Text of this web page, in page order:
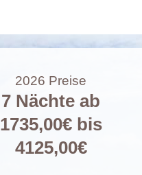
2026 Preise
7 Nächte ab
1735,00€bis
4125,00€